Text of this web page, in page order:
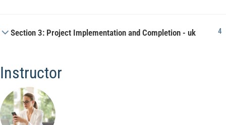
Section 3: Project Implementation and Completion - uk 4
Instructor